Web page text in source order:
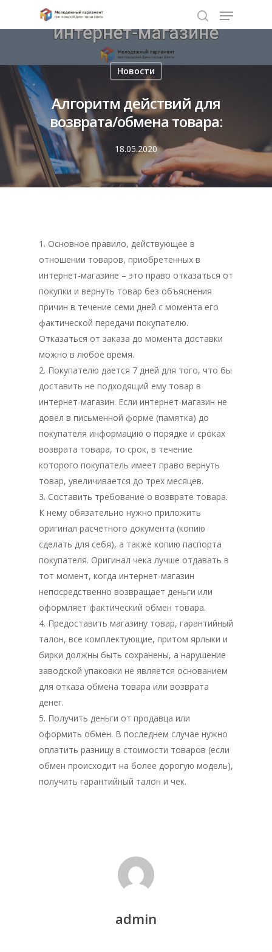
Нажмите Enter для поиска или ESC чтобы
закрыть
Новости
Алгоритм действий для
возврата/обмена товара:
18.05.2020
1. Основное правило, действующее в
отношении товаров, приобретенных в
интернет-магазине – это право отказаться от
покупки и вернуть товар без объяснения
причин в течение семи дней с момента его
фактической передачи покупателю.
Отказаться от заказа до момента доставки
можно в любое время.
2. Покупателю дается 7 дней для того, что бы
доставить не подходящий ему товар в
интернет-магазин. Если интернет-магазин не
довел в письменной форме (памятка) до
покупателя информацию о порядке и сроках
возврата товара, то срок, в течение
которого покупатель имеет право вернуть
товар, увеличивается до трех месяцев.
3. Составить требование о возврате товара.
К нему обязательно нужно приложить
оригинал расчетного документа (копию
сделать для себя), а также копию паспорта
покупателя. Оригинал чека лучше отдавать в
тот момент, когда интернет-магазин
непосредственно возвращает деньги или
оформляет фактический обмен товара.
4. Предоставить магазину товар, гарантийный
талон, все комплектующие, притом ярлыки и
бирки должны быть сохранены, а нарушение
заводской упаковки не является основанием
для отказа обмена товара или возврата
денег.
5. Получить деньги от продавца или
оформить обмен. В последнем случае нужно
оплатить разницу в стоимости товаров (если
обмен происходит на более дорогую модель),
получить гарантийный талон и чек.
admin
Главная
Депутаты
История
Документация
Структура
Контакты